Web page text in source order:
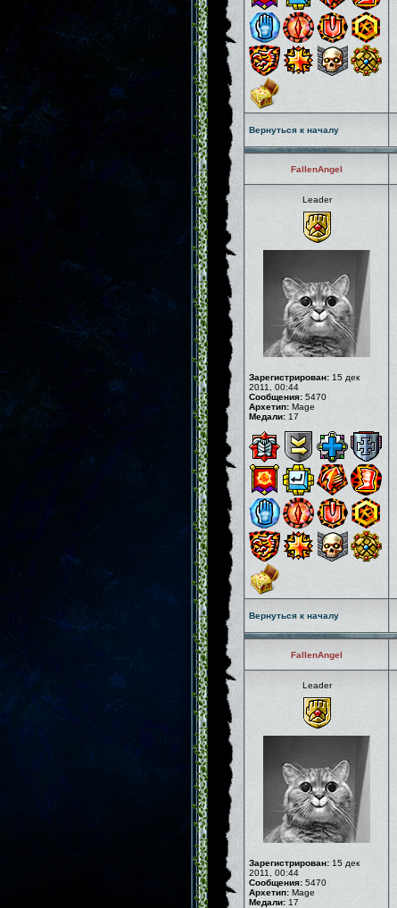
Вернуться к началу
FallenAngel
Leader
Зарегистрирован: 15 дек
2011, 00:44
Сообщения: 5470
Архетип: Mage
Медали: 17
Вернуться к началу
FallenAngel
Leader
Зарегистрирован: 15 дек
2011, 00:44
Сообщения: 5470
Архетип: Mage
Медали: 17